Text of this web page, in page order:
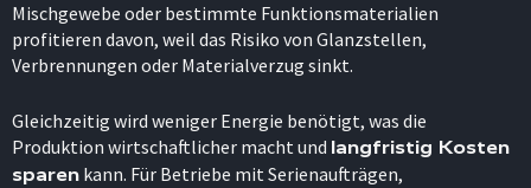
Mischgewebe oder bestimmte Funktionsmaterialien
profitieren davon, weil das Risiko von Glanzstellen,
Verbrennungen oder Materialverzug sinkt.
Gleichzeitig wird weniger Energie benötigt, was die
Produktion wirtschaftlicher macht und langfristig Kosten
sparen kann. Für Betriebe mit Serienaufträgen,